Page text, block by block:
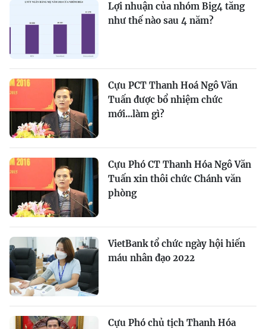
Lợi nhuận của nhóm Big4 tăng
như thế nào sau 4 năm?
Cựu PCT Thanh Hoá Ngô Văn
Tuấn được bổ nhiệm chức
mới...làm gì?
Cựu Phó CT Thanh Hóa Ngô Văn
Tuấn xin thôi chức Chánh văn
phòng
VietBank tổ chức ngày hội hiến
máu nhân đạo 2022
Cựu Phó chủ tịch Thanh Hóa